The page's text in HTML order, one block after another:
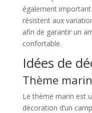
également
résistent aux
afin de garantir un
confortable.
Idées de
Thème marin
Le thème marin est
décoration d’un